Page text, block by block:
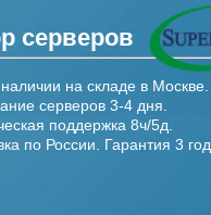
серверов
на складе в Москве.
серверов 3-4 дня.
поддержка 8ч/5д.
по России. Гарантия 3